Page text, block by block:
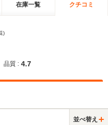
在庫一覧 クチコミ
)
品質 : 4.7
並べ替え